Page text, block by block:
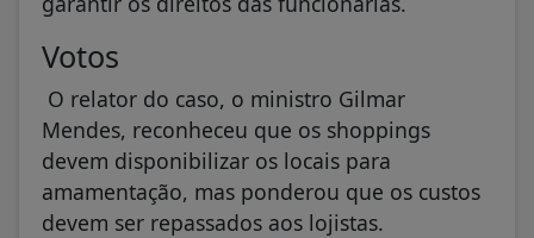
Votos
O relator do caso, o ministro Gilmar
Mendes, reconheceu que os shoppings
devem disponibilizar os locais para
amamentação, mas ponderou que os custos
devem ser repassados aos lojistas.